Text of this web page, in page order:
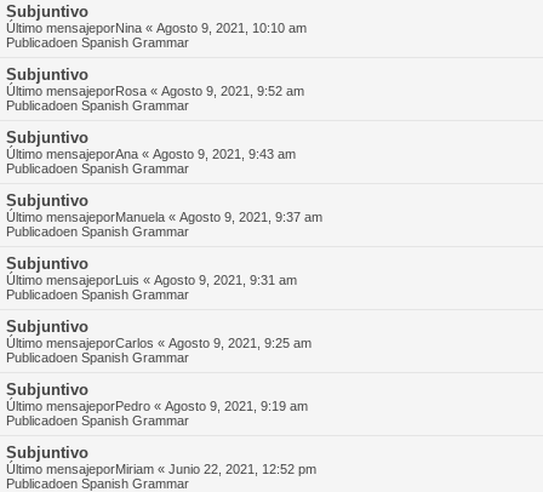
Subjuntivo
Último mensajeporNina « Agosto 9, 2021, 10:10 am
Publicadoen Spanish Grammar
Subjuntivo
Último mensajeporRosa « Agosto 9, 2021, 9:52 am
Publicadoen Spanish Grammar
Subjuntivo
Último mensajeporAna « Agosto 9, 2021, 9:43 am
Publicadoen Spanish Grammar
Subjuntivo
Último mensajeporManuela « Agosto 9, 2021, 9:37 am
Publicadoen Spanish Grammar
Subjuntivo
Último mensajeporLuis « Agosto 9, 2021, 9:31 am
Publicadoen Spanish Grammar
Subjuntivo
Último mensajeporCarlos « Agosto 9, 2021, 9:25 am
Publicadoen Spanish Grammar
Subjuntivo
Último mensajeporPedro « Agosto 9, 2021, 9:19 am
Publicadoen Spanish Grammar
Subjuntivo
Último mensajeporMiriam « Junio 22, 2021, 12:52 pm
Publicadoen Spanish Grammar